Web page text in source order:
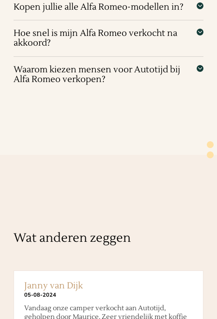
Kopen jullie alle Alfa Romeo-modellen in?
Hoe snel is mijn Alfa Romeo verkocht na
akkoord?
Waarom kiezen mensen voor Autotijd bij
Alfa Romeo verkopen?
Wat anderen zeggen
Janny van Dijk
05-08-2024
Vandaag onze camper verkocht aan Autotijd,
geholpen door Maurice. Zeer vriendelijk met koffie